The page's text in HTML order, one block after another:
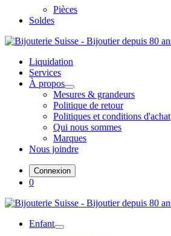
Pièces
Soldes
Liquidation
Services
À propos
Mesures & grandeurs
Politique de retour
Politiques et conditions d'achat
Qui nous sommes
Marques
Nous joindre
Connexion
0
Enfant